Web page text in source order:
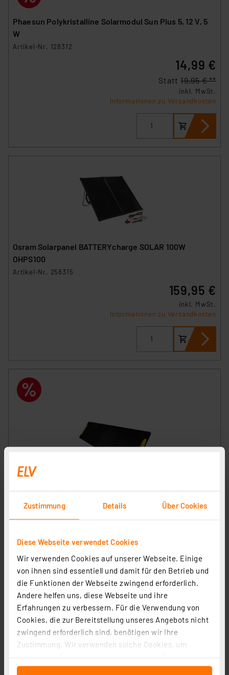
Zustimmung Details Über Cookies
Diese Webseite verwendet Cookies
Wir verwenden Cookies auf unserer Webseite. Einige
von ihnen sind essentiell und damit für den Betrieb und
die Funktionen der Webseite zwingend erforderlich.
Andere helfen uns, diese Webseite und ihre
Erfahrungen zu verbessern. Für die Verwendung von
Cookies, die zur Bereitstellung unseres Angebots nicht
zwingend erforderlich sind, benötigen wir Ihre
Zustimmung. Wir verwenden solche Cookies, um
für soziale Medien anbieten zu können und die Zugriffe
Phaesun Polykristalline Solarmodul Sun Plus 5, 12 V, 5
W
Artikel-Nr. 128312
14,99 €
Statt 19,95 € **
inkl. MwSt.
Informationen zu Versandkosten
Osram Solarpanel BATTERYcharge SOLAR 100W
OHPS100
Artikel-Nr. 258315
159,95 €
inkl. MwSt.
Informationen zu Versandkosten
Artikel-Nr. 254490
Informationen zu Versandkosten
CSB wartungsfreier, versiegelter AGM-Blei-Säure-Akku
EVH 12150, 12 V,15 Ah, zyklenfest
64,95 €